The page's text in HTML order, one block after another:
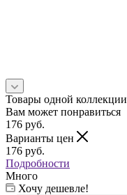
Товары одной коллекции
Вам может понравиться
176 руб.
Варианты цен
176 руб.
Подробности
Много
Хочу дешевле!